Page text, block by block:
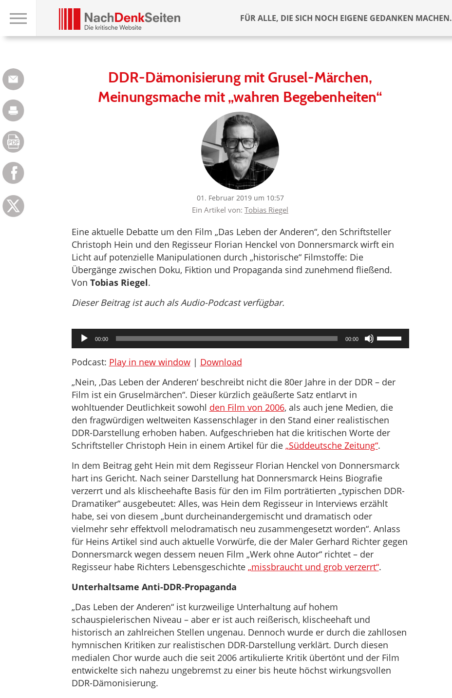
FÜR ALLE, DIE SICH NOCH EIGENE GEDANKEN MACHEN.
DDR-Dämonisierung mit Grusel-Märchen,
Meinungsmache mit „wahren Begebenheiten“
01. Februar 2019 um 10:57
Ein Artikel von: Tobias Riegel
Eine aktuelle Debatte um den Film „Das Leben der Anderen“, den Schriftsteller
Christoph Hein und den Regisseur Florian Henckel von Donnersmarck wirft ein
Licht auf potenzielle Manipulationen durch „historische“ Filmstoffe: Die
Übergänge zwischen Doku, Fiktion und Propaganda sind zunehmend fließend.
Von Tobias Riegel.
Dieser Beitrag ist auch als Audio-Podcast verfügbar.
Audio-
Player
00:00 00:00
Pfeiltasten
Hoch/Runter
die
zu
regeln.
Podcast: Play in new window| Download
„Nein, ‚Das Leben der Anderen‘ beschreibt nicht die 80er Jahre in der DDR – der
Film ist ein Gruselmärchen“. Dieser kürzlich geäußerte Satz entlarvt in
wohltuender Deutlichkeit sowohl den Film von 2006, als auch jene Medien, die
den fragwürdigen weltweiten Kassenschlager in den Stand einer realistischen
DDR-Darstellung erhoben haben. Aufgeschrieben hat die kritischen Worte der
Schriftsteller Christoph Hein in einem Artikel für die „Süddeutsche Zeitung“.
In dem Beitrag geht Hein mit dem Regisseur Florian Henckel von Donnersmarck
hart ins Gericht. Nach seiner Darstellung hat Donnersmarck Heins Biografie
verzerrt und als klischeehafte Basis für den im Film porträtierten „typischen DDR-
Dramatiker“ ausgebeutet: Alles, was Hein dem Regisseur in Interviews erzählt
habe, sei von diesem „bunt durcheinandergemischt und dramatisch oder
vielmehr sehr effektvoll melodramatisch neu zusammengesetzt worden“. Anlass
für Heins Artikel sind auch aktuelle Vorwürfe, die der Maler Gerhard Richter gegen
Donnersmarck wegen dessem neuen Film „Werk ohne Autor“ richtet – der
Regisseur habe Richters Lebensgeschichte „missbraucht und grob verzerrt“.
Unterhaltsame Anti-DDR-Propaganda
„Das Leben der Anderen“ ist kurzweilige Unterhaltung auf hohem
schauspielerischen Niveau – aber er ist auch reißerisch, klischeehaft und
historisch an zahlreichen Stellen ungenau. Dennoch wurde er durch die zahllosen
hymnischen Kritiken zur realistischen DDR-Darstellung verklärt. Durch diesen
medialen Chor wurde auch die seit 2006 artikulierte Kritik übertönt und der Film
entwickelte sich nahezu ungebremst zu einer bis heute höchst wirkungsvollen
DDR-Dämonisierung.